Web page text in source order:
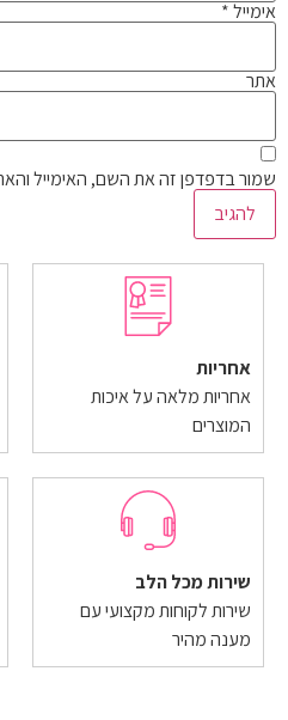
אימייל*
אתר
שמור בדפדפן זה את השם, האימייל
אחריות
אחריות מלאה על איכות
המוצרים
שירות מכל הלב
שירות לקוחות מקצועי עם
מענה מהיר